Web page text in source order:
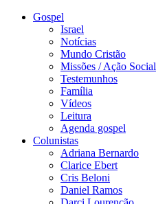
Gospel
Israel
Notícias
Mundo Cristão
Missões / Ação Social
Testemunhos
Família
Vídeos
Leitura
Agenda gospel
Colunistas
Adriana Bernardo
Clarice Ebert
Cris Beloni
Daniel Ramos